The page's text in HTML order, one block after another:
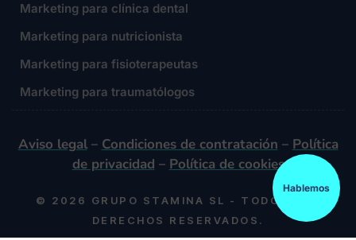
Marketing para clínica dental
Marketing para nutricionista
Marketing para fisioterapeutas
Marketing para traumatólogos
Aviso legal– Condiciones de contratación – Política
de privacidad – Política de cookies
© 2026 GRUPO STAMINA SL - TODOS LOS
DERECHOS RESERVADOS.
Hablemos